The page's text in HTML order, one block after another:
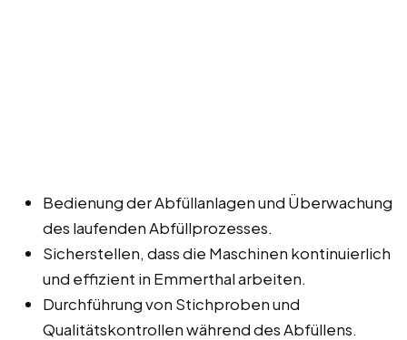
Bedienung der Abfüllanlagen und Überwachung
des laufenden Abfüllprozesses.
Sicherstellen, dass die Maschinen kontinuierlich
und effizient in Emmerthal arbeiten.
Durchführung von Stichproben und
Qualitätskontrollen während des Abfüllens.